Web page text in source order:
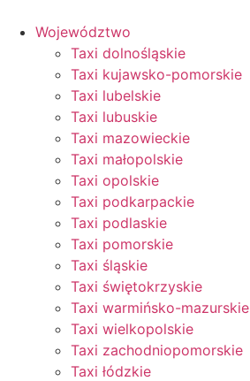
Województwo
Taxi dolnośląskie
Taxi kujawsko-pomorskie
Taxi lubelskie
Taxi lubuskie
Taxi mazowieckie
Taxi małopolskie
Taxi opolskie
Taxi podkarpackie
Taxi podlaskie
Taxi pomorskie
Taxi śląskie
Taxi świętokrzyskie
Taxi warmińsko-mazurskie
Taxi wielkopolskie
Taxi zachodniopomorskie
Taxi łódzkie